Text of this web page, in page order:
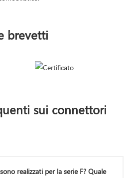
brevetti
sui connettori
realizzati per la serie F? Quale